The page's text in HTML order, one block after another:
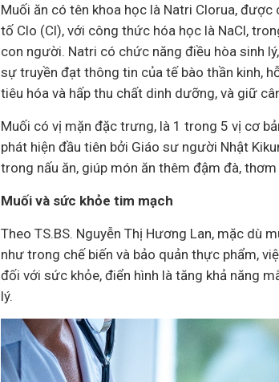
Muối ăn có tên khoa học là Natri Clorua,
tố Clo (Cl), với công thức hóa học là NaCl,
con người. Natri có chức năng điều hòa sinh
sự truyền đạt thông tin của tế bào thần kinh,
tiêu hóa và hấp thu chất dinh dưỡng, và giữ
Muối có vị mặn đặc trưng, là 1 trong 5 vị cơ
phát hiện đầu tiên bởi Giáo sư người Nhật
trong nấu ăn, giúp món ăn thêm đậm đà, thơm
Muối và sức khỏe tim mạch
Theo TS.BS. Nguyễn Thị Hương Lan, mặc dù
như trong chế biến và bảo quản thực phẩm,
đối với sức khỏe, điển hình là tăng khả năng
lý.